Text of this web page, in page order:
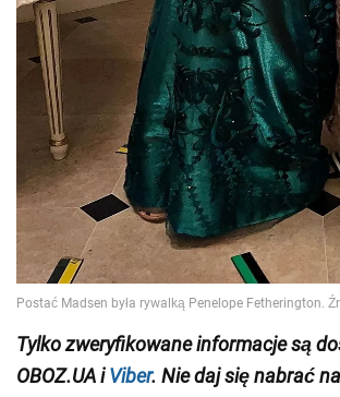
Tylko zweryfikowane informacje są
OBOZ.UA iViber. Nie daj się nabrać